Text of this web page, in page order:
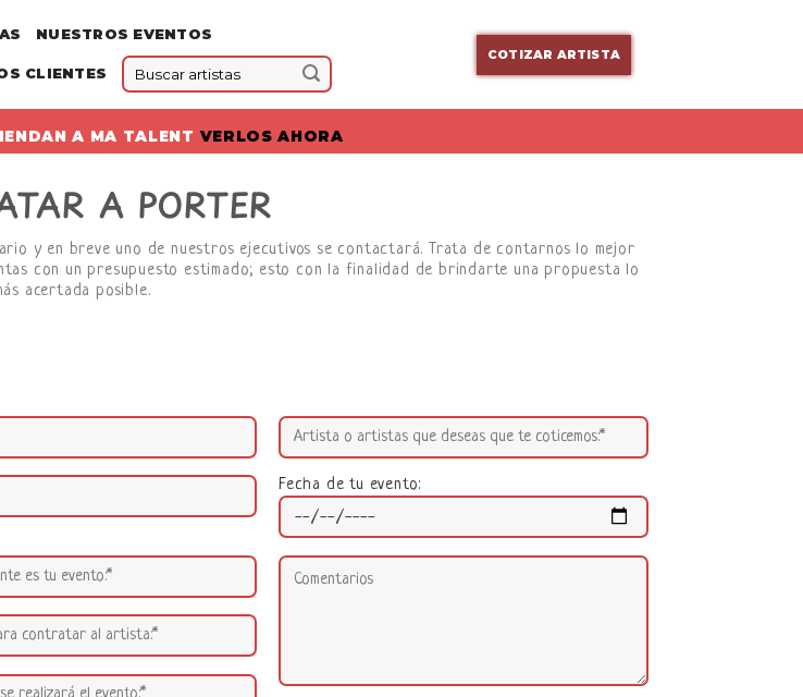
NUESTROS EVENTOS
CLIENTES
COTIZAR ARTISTA
A MA TALENT VERLOS AHORA
A PORTER
y en breve uno de nuestros ejecutivos se contactará. Trata de contarnos lo mejor
con un presupuesto estimado; esto con la finalidad de brindarte una propuesta lo
acertada posible.
Fecha de tu evento: